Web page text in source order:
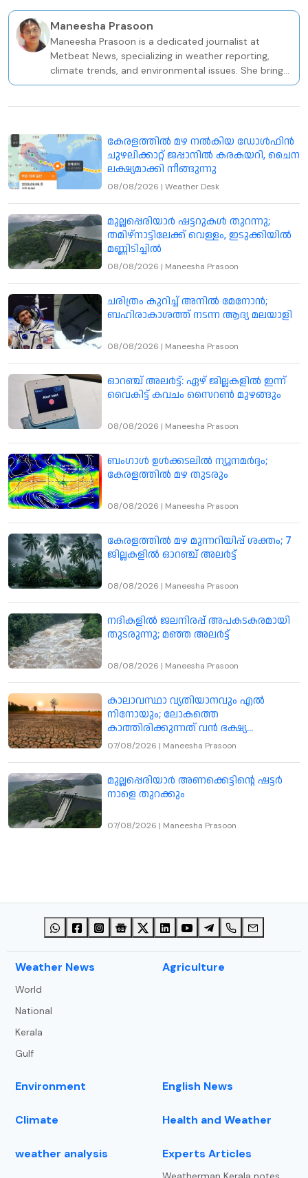
Maneesha Prasoon
Maneesha Prasoon is a dedicated journalist at
Metbeat News, specializing in weather reporting,
climate trends, and environmental issues. She brings
a solid academic and professional foundation to her
കേരളത്തില്‍ മഴ നല്‍കിയ ഡോള്‍ഫിന്‍
ചുഴലിക്കാറ്റ് ജപ്പാനില്‍ കരകയറി, ചൈന
ലക്ഷ്യമാക്കി നീങ്ങുന്നു
08/08/2026 | Weather Desk
മുല്ലപ്പെരിയാർ ഷട്ടറുകൾ തുറന്നു;
തമിഴ്നാട്ടിലേക്ക് വെള്ളം, ഇടുക്കിയിൽ
മണ്ണിടിച്ചിൽ
08/08/2026 | Maneesha Prasoon
ചരിത്രം കുറിച്ച് അനിൽ മേനോൻ;
ബഹിരാകാശത്ത് നടന്ന ആദ്യ മലയാളി
08/08/2026 | Maneesha Prasoon
ഓറഞ്ച് അലർട്ട്: ഏഴ് ജില്ലകളിൽ ഇന്ന്
വൈകിട്ട് കവചം സൈറൺ മുഴങ്ങും
08/08/2026 | Maneesha Prasoon
ബംഗാൾ ഉൾക്കടലിൽ ന്യൂനമർദ്ദം;
കേരളത്തിൽ മഴ തുടരും
08/08/2026 | Maneesha Prasoon
കേരളത്തിൽ മഴ മുന്നറിയിപ്പ് ശക്തം; 7
ജില്ലകളിൽ ഓറഞ്ച് അലർട്ട്
08/08/2026 | Maneesha Prasoon
നദികളിൽ ജലനിരപ്പ് അപകടകരമായി
തുടരുന്നു; മഞ്ഞ അലർട്ട്
08/08/2026 | Maneesha Prasoon
കാലാവസ്ഥാ വ്യതിയാനവും എൽ
നിനോയും; ലോകത്തെ
കാത്തിരിക്കുന്നത് വൻ ഭക്ഷ്യ
പ്രതിസന്ധി
07/08/2026 | Maneesha Prasoon
മുല്ലപ്പെരിയാർ അണക്കെട്ടിന്റെ ഷട്ടർ
നാളെ തുറക്കും
07/08/2026 | Maneesha Prasoon
⁠Weather News
World
National
Kerala
Gulf
Agriculture
Environment English News
Climate Health and Weather
weather analysis Experts Articles